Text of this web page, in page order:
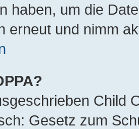
haben, um die
erneut und nimm
Child
Gesetz zum